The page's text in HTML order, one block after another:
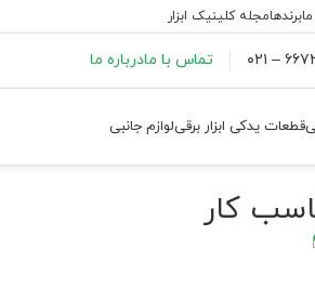
برندهامجله کلینیک ابزار
تماس با مادرباره ما
قطعات یدکی ابزار برقیلوازم جانبی
کار